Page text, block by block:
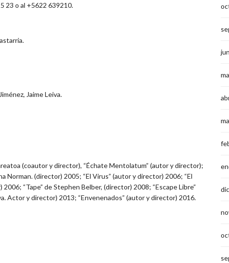
23 o al +5622 639210.
Jaime Leiva.
(coautor y director), “Échate Mentolatum” (autor y director);
Norman. (director) 2005; “El Virus” (autor y director) 2006; “El
“Tape” de Stephen Belber, (director) 2008; “Escape Libre”
Actor y director) 2013; “Envenenados” (autor y director) 2016.